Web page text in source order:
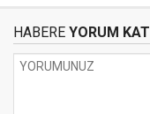
HABERE YORUM KAT